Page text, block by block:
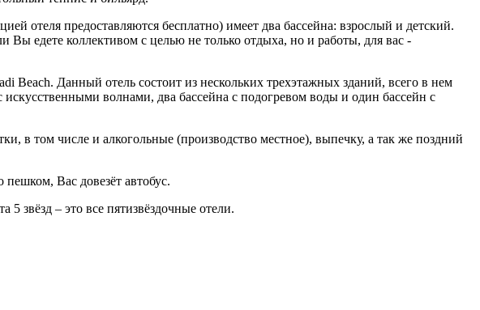
отеля предоставляются бесплатно) имеет два бассейна: взрослый и детский.
Вы едете коллективом с целью не только отдыха, но и работы, для вас -
Beach. Данный отель состоит из нескольких трехэтажных зданий, всего в нем
волнами, два бассейна с подогревом воды и один бассейн с
в том числе и алкогольные (производство местное), выпечку, а так же поздний
Вас довезёт автобус.
5 звёзд – это все пятизвёздочные отели.